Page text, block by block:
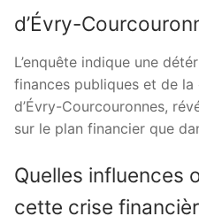
d’Évry-
L’enquête indique une
finances publiques et de
d’Évry-Courcouronnes,
sur le plan financier que
Quelles influences
cette crise